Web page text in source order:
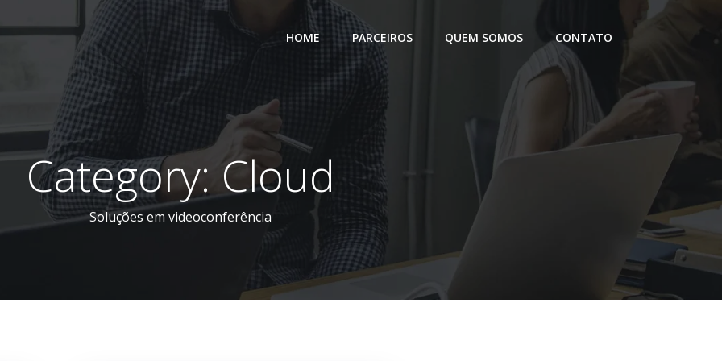
HOME PARCEIROS QUEM SOMOS CONTATO
Category: Cloud
Soluções em videoconferência